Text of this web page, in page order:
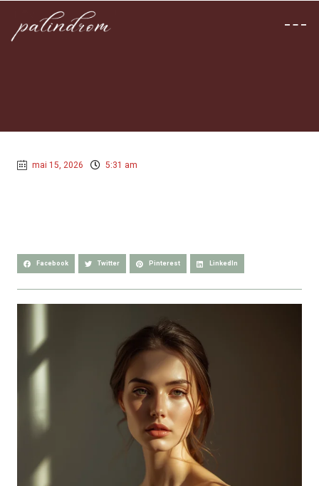
mai 15, 2026 5:31 am
Facebook Twitter Pinterest LinkedIn